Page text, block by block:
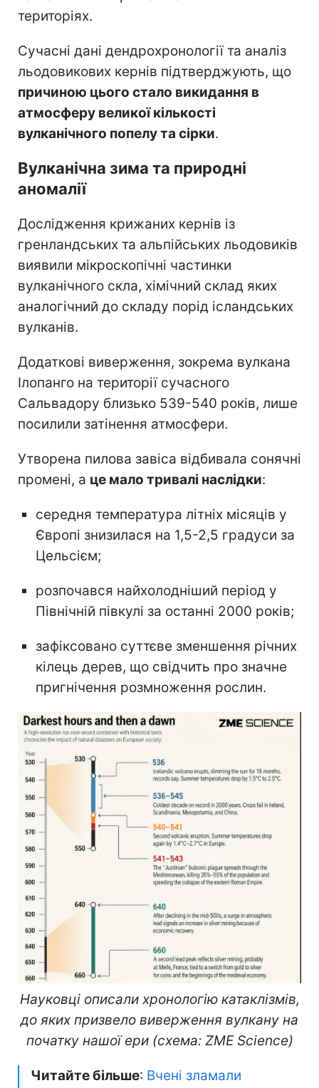
територіях.
Сучасні дані дендрохронології та аналіз
льодовикових кернів підтверджують, що
причиною цього стало викидання в
атмосферу великої кількості
вулканічного попелу та сірки.
Вулканічна зима та природні
аномалії
Дослідження крижаних кернів із
гренландських та альпійських льодовиків
виявили мікроскопічні частинки
вулканічного скла, хімічний склад яких
аналогічний до складу порід ісландських
вулканів.
Додаткові виверження, зокрема вулкана
Ілопанго на території сучасного
Сальвадору близько 539-540 років, лише
посилили затінення атмосфери.
Утворена пилова завіса відбивала сонячні
промені, а це мало тривалі наслідки:
середня температура літніх місяців у
Європі знизилася на 1,5-2,5 градуси за
Цельсієм;
розпочався найхолодніший період у
Північній півкулі за останні 2000 років;
зафіксовано суттєве зменшення річних
кілець дерев, що свідчить про значне
пригнічення розмноження рослин.
Науковці описали хронологію катаклізмів,
до яких призвело виверження вулкану на
початку нашої ери (схема: ZME Science)
Читайте більше: Вчені зламали